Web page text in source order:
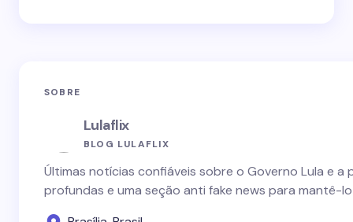
SOBRE
Lulaflix
BLOG LULAFLIX
Últimas notícias confiáveis sobre o Governo Lula e
profundas e uma seção anti fake news para mantê-